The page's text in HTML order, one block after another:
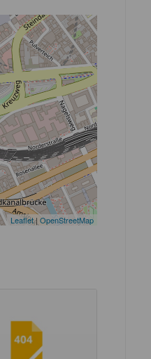
Leaflet| OpenStreetMap